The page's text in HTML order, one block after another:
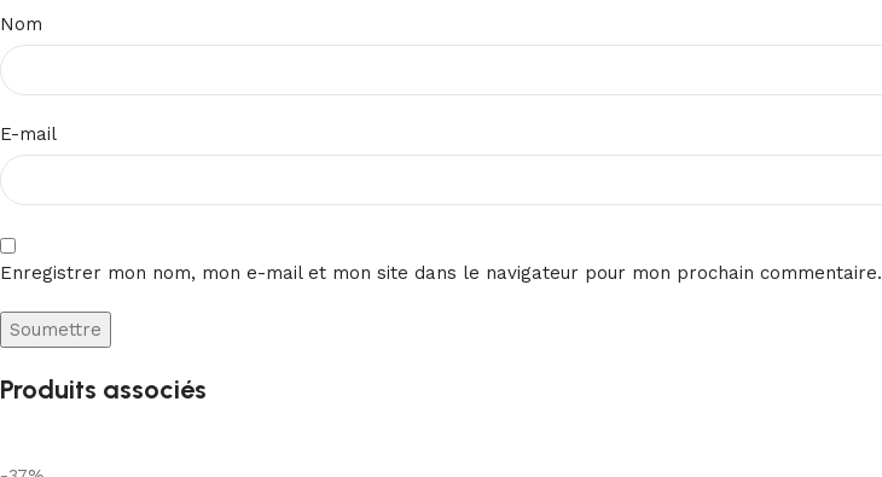
Nom
E-mail
Enregistrer mon nom, mon e-mail et mon site dans le navigateur pour mon prochain commentaire.
Produits associés